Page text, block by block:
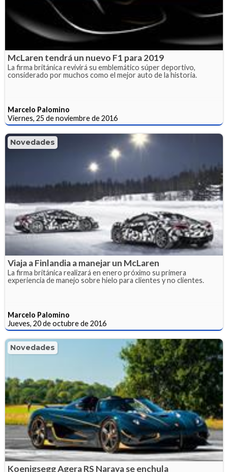
McLaren tendrá un nuevo F1 para 2019
La firma británica revivirá su emblemático súper deportivo,
considerado por muchos como el mejor auto de la historia.
Marcelo Palomino
Viernes, 25 de noviembre de 2016
Novedades
Viaja a Finlandia a manejar un McLaren
La firma británica realizará en enero próximo su primera
experiencia de manejo sobre hielo para clientes y no clientes.
Marcelo Palomino
Jueves, 20 de octubre de 2016
Novedades
Koenigsegg Agera RS Naraya se enchula